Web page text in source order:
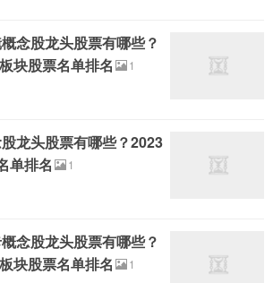
念股龙头股票有哪些？
块股票名单排名
1
龙头股票有哪些？2023
单排名
1
念股龙头股票有哪些？
块股票名单排名
1